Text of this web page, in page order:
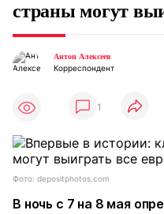
страны могут
Антон Алексеев
Корреспондент
1
Фото: depositphotos.com
В ночь с 7 на 8 мая